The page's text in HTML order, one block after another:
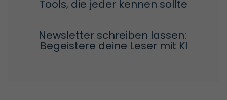
Tools, die jeder kennen sollte
Newsletter schreiben lassen:
Begeistere deine Leser mit KI